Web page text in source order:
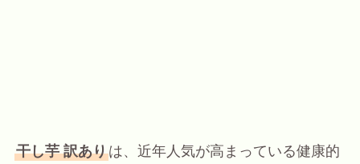
干し芋 訳ありは、近年人気が高まっている健康的